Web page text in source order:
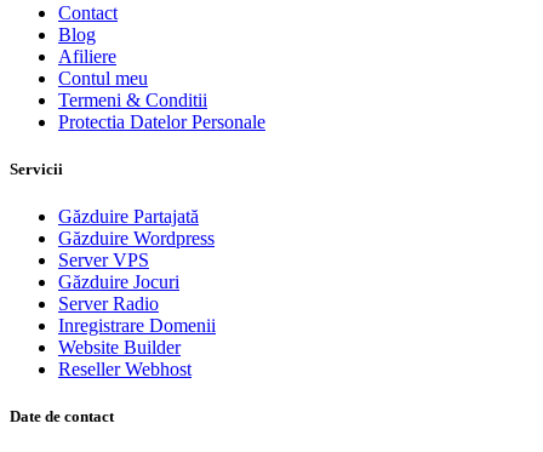
Contact
Blog
Afiliere
Contul meu
Termeni & Conditii
Protectia Datelor Personale
Servicii
Găzduire Partajată
Găzduire Wordpress
Server VPS
Găzduire Jocuri
Server Radio
Inregistrare Domenii
Website Builder
Reseller Webhost
Date de contact